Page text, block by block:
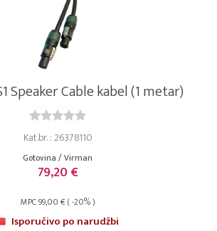
Speaker Cable kabel (1 metar)
Kat.br. : 26378110
Gotovina / Virman
79,20 €
MPC 99,00 € ( -20% )
Isporučivo po narudžbi